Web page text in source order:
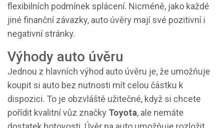
flexibilních podmínek splácení. Nicméně, jako každé
jiné finanční závazky, auto úvěry mají své pozitivní i
negativní stránky.
Výhody auto úvěru
Jednou z hlavních výhod auto úvěru je, že umožňuje
koupit si auto bez nutnosti mít celou částku k
dispozici. To je obzvláště užitečné, když si chcete
pořídit kvalitní vůz značky Toyota, ale nemáte